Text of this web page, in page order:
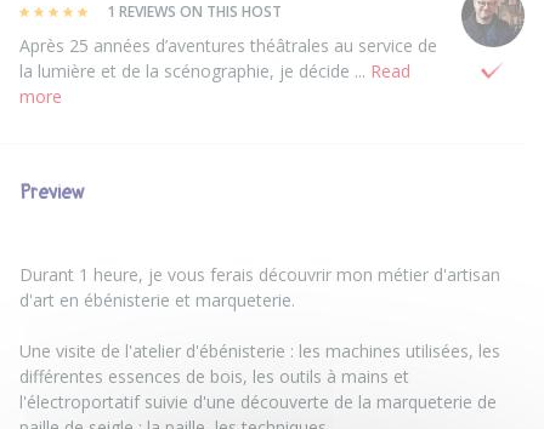
1 REVIEWS ON THIS HOST
Après 25 années d’aventures théâtrales au service de
la lumière et de la scénographie, je décide ... Read
more
Preview
Durant 1 heure, je vous ferais découvrir mon métier d'artisan
d'art en ébénisterie et marqueterie.
Une visite de l'atelier d'ébénisterie : les machines utilisées, les
différentes essences de bois, les outils à mains et
l'électroportatif suivie d'une découverte de la marqueterie de